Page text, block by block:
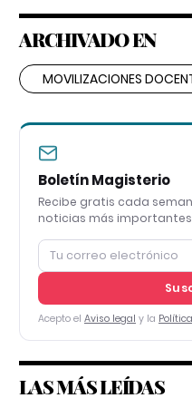
ARCHIVADO EN
MOVILIZACIONES
Boletín Magisterio
Recibe gratis cada
noticias más
Acepto el Aviso legal y la
LAS MÁS LEÍDAS